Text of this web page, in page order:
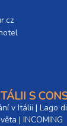
S
v Itálii | Lago
| INCOMING